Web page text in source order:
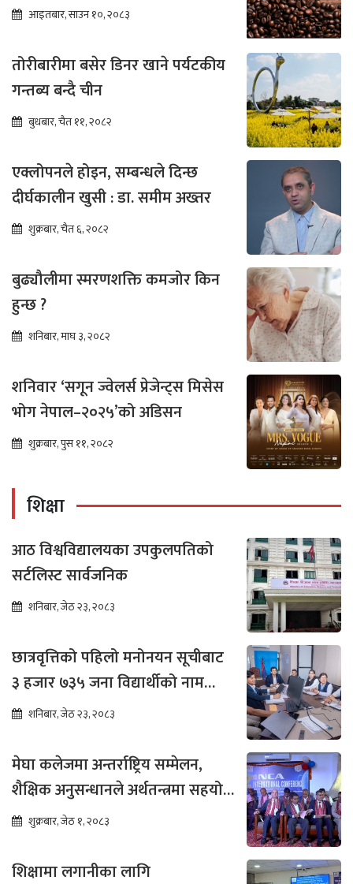
आइतबार, साउन १०, २०८३
तोरीबारीमा बसेर डिनर खाने पर्यटकीय
गन्तब्य बन्दै चीन
बुधबार, चैत ११, २०८२
एक्लोपनले होइन, सम्बन्धले दिन्छ
दीर्घकालीन खुसी : डा. समीम अख्तर
शुक्रबार, चैत ६, २०८२
बुढ्यौलीमा स्मरणशक्ति कमजोर किन
हुन्छ ?
शनिबार, माघ ३, २०८२
शनिवार ‘सगून ज्वेलर्स प्रेजेन्ट्स मिसेस
भोग नेपाल–२०२५’को अडिसन
शुक्रबार, पुस ११, २०८२
शिक्षा
आठ विश्वविद्यालयका उपकुलपतिको
सर्टलिस्ट सार्वजनिक
शनिबार, जेठ २३, २०८३
छात्रवृत्तिको पहिलो मनोनयन सूचीबाट
३ हजार ७३५ जना विद्यार्थीको नाम
भर्नाका लागि सिफारिस
शनिबार, जेठ २३, २०८३
मेघा कलेजमा अन्तर्राष्ट्रिय सम्मेलन,
शैक्षिक अनुसन्धानले अर्थतन्त्रमा सहयोग
पुग्ने विश्वास
शुक्रबार, जेठ १, २०८३
शिक्षामा लगानीका लागि